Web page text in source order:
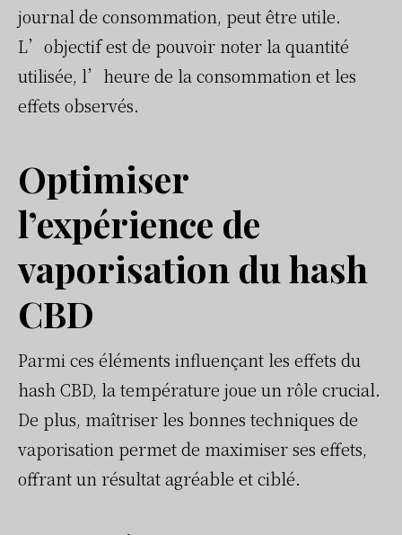
journal de consommation, peut être utile.
L’objectif est de pouvoir noter la quantité
utilisée, l’heure de la consommation et les
effets observés.
Optimiser
l’expérience de
vaporisation du hash
CBD
Parmi ces éléments influençant les effets du
hash CBD, la température joue un rôle crucial.
De plus, maîtriser les bonnes techniques de
vaporisation permet de maximiser ses effets,
offrant un résultat agréable et ciblé.